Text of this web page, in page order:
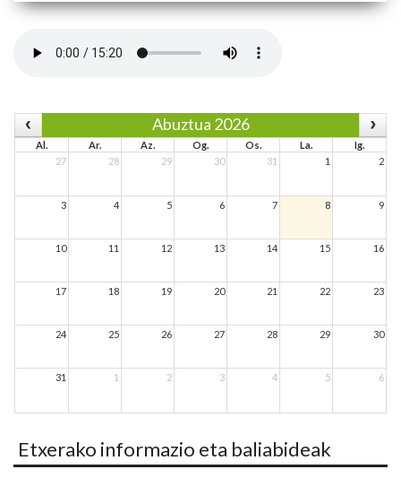
Abuztua 2026
Al. Ar. Az. Og. Os. La.
Ig.
27
28 29 30 31 1 2
3 4 5 6 7 8 9
10 11 12 13 14 15 16
17 18 19 20 21 22 23
24 25 26 27 28 29 30
31 1 2 3 4 5 6
Etxerako informazio eta baliabideak